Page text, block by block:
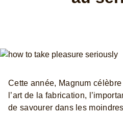
Cette année, Magnum
l’art de la fabrication,
de savourer dans les